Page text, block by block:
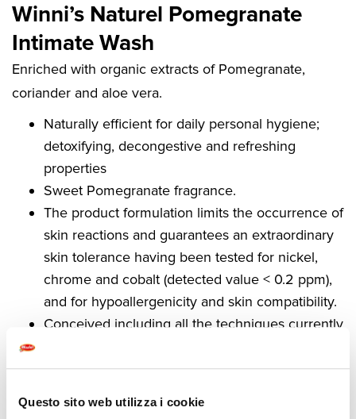
Questo sito web utilizza i cookie
Winni’s Naturel Pomegranate
Intimate Wash
Enriched with organic extracts of Pomegranate,
coriander and aloe vera.
Naturally efficient for daily personal hygiene;
detoxifying, decongestive and refreshing
properties
Sweet Pomegranate fragrance.
The product formulation limits the occurrence of
skin reactions and guarantees an extraordinary
skin tolerance having been tested for nickel,
chrome and cobalt (detected value < 0.2 ppm),
and for hypoallergenicity and skin compatibility.
Conceived including all the techniques currently
best known certifications.